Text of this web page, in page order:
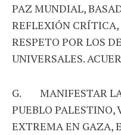
PAZ MUNDIAL,
REFLEXIÓN
RESPETO POR LOS
UNIVERSALES.
G. MANIFESTAR LA
PUEBLO
EXTREMA EN GAZA,